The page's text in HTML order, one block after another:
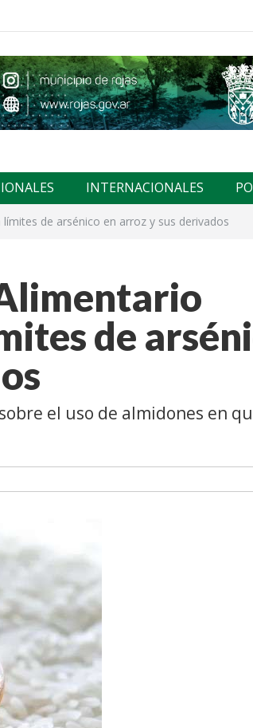
INTERNACIONALES
de arsénico en arroz y sus derivados
de
el uso de almidones en